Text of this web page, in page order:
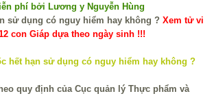
phí bởi Lương y Nguyễn Hùng
Xem tử vi
con Giáp dựa theo ngày sinh !!!
quy định của Cục quản lý Thực phẩm và